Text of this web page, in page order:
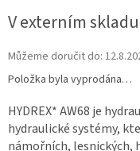
cena:
V externím skladu
Můžeme doručit do:
Položka byla vyprodána…
HYDREX* AW68 je
hydraulické systémy,
námořních, lesnických,